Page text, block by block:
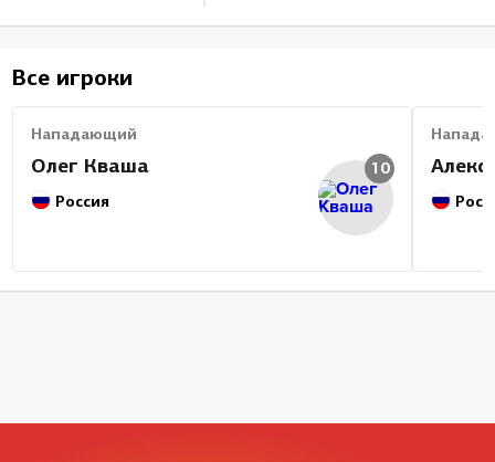
Все игроки
Нападающий
Олег Кваша
Россия
10